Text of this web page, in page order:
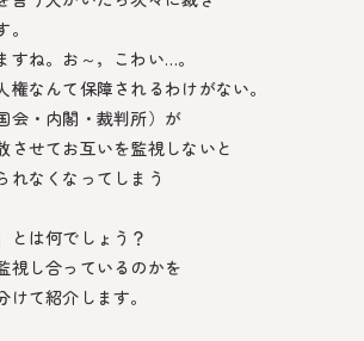
すね。お～，こわい…。
権なんて保障されるわけがない。
会・内閣・裁判所）が
させてお互いを監視しないと
れなくなってしまう
とは何でしょう？
視し合っているのかを
けて紹介します。